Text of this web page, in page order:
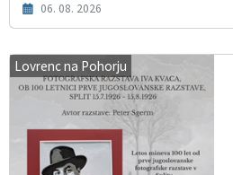
06. 08. 2026
Lovrenc na Pohorju